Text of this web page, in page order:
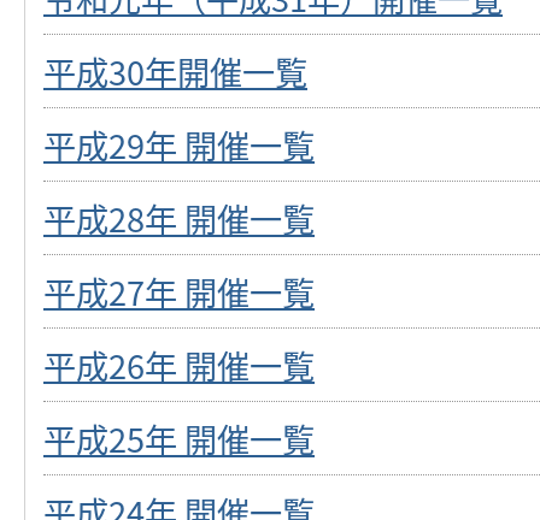
平成30年開催一覧
平成29年 開催一覧
平成28年 開催一覧
平成27年 開催一覧
平成26年 開催一覧
平成25年 開催一覧